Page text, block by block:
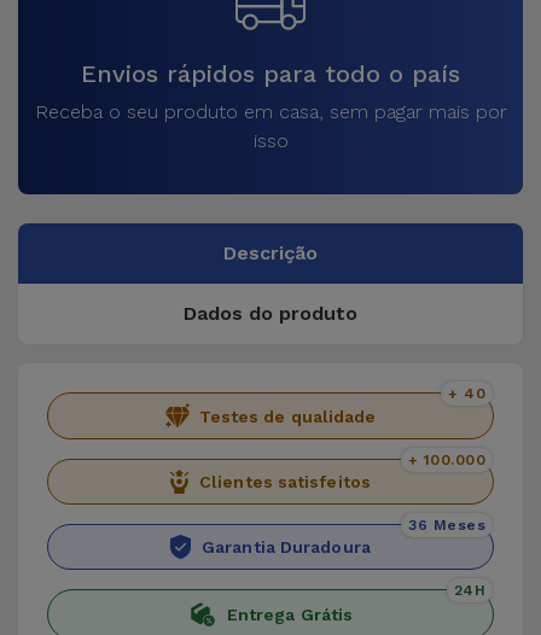
Envios rápidos para todo o país
Receba o seu produto em casa, sem pagar mais por
isso
Descrição
Dados do produto
Testes de qualidade
+ 40
Clientes satisfeitos
+ 100.000
Garantia Duradoura
36 Meses
Entrega Grátis
24H